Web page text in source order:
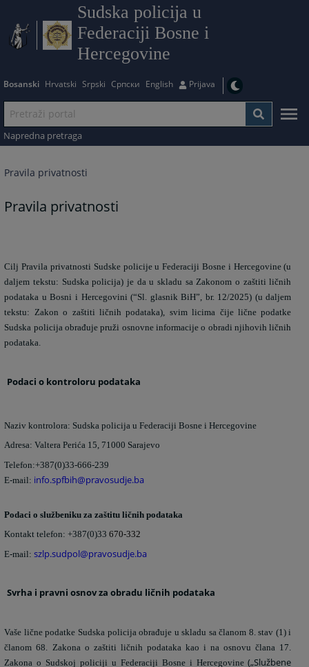
Sudska policija u
Federaciji Bosne i
Hercegovine
Bosanski Hrvatski Srpski Српски English Prijava
Napredna pretraga
Pravila privatnosti
Pravila privatnosti
Cilj Pravila privatnosti Sudske policije u Federaciji Bosne i Hercegovine (u
daljem tekstu: Sudska policija) je da u skladu sa Zakonom o zaštiti ličnih
podataka u Bosni i Hercegovini (“Sl. glasnik BiH”, br. 12/2025) (u daljem
tekstu: Zakon o zaštiti ličnih podataka), svim licima čije lične podatke
Sudska policija obrađuje pruži osnovne informacije o obradi njihovih ličnih
podataka.
Podaci o kontroloru podataka
Naziv kontrolora: Sudska policija u Federaciji Bosne i Hercegovine
Adresa: Valtera Perića 15, 71000 Sarajevo
Telefon:+387(0)33-666-239
E-mail: info.spfbih@pravosudje.ba
Podaci o službeniku za zaštitu ličnih podataka
Kontakt telefon: +387(0)33670-332
E-mail:szlp.sudpol@pravosudje.ba
Svrha i pravni osnov za obradu ličnih podataka
Vaše lične podatke Sudska policija obrađuje u skladu sa članom 8. stav (1) i
članom 68. Zakona o zaštiti ličnih podataka kao i na osnovu člana 17.
Zakona o Sudskoj policiji u Federaciji Bosne i Hercegovine(„Službene